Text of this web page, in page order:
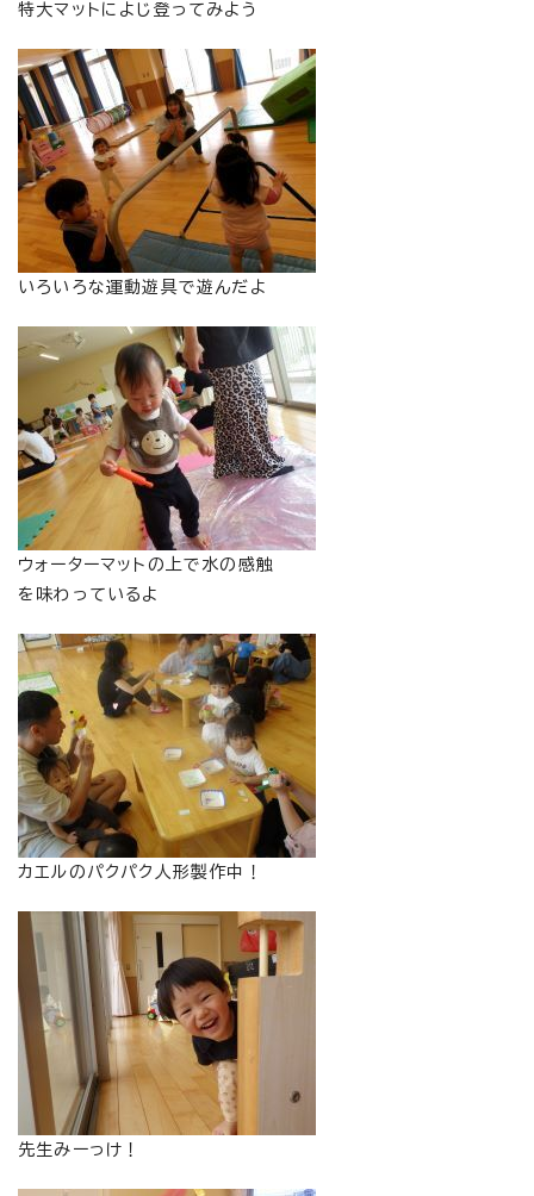
特大マットによじ登ってみよう
いろいろな運動遊具で遊んだよ
ウォーターマットの上で水の感触
を味わっているよ
カエルのパクパク人形製作中！
先生みーっけ！